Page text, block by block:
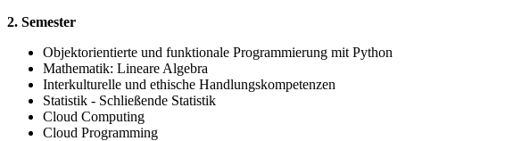
2. Semester
Objektorientierte und funktionale Programmierung mit Python
Mathematik: Lineare Algebra
Interkulturelle und ethische Handlungskompetenzen
Statistik - Schließende Statistik
Cloud Computing
Cloud Programming